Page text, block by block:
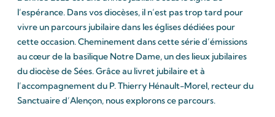
l’espérance. Dans vos diocèses, il n’est pas trop tard pour
vivre un parcours jubilaire dans les églises dédiées pour
cette occasion. Cheminement dans cette série d’émissions
au cœur de la basilique Notre Dame, un des lieux jubilaires
du diocèse de Sées. Grâce au livret jubilaire et à
l’accompagnement du P. Thierry Hénault-Morel, recteur du
Sanctuaire d’Alençon, nous explorons ce parcours.